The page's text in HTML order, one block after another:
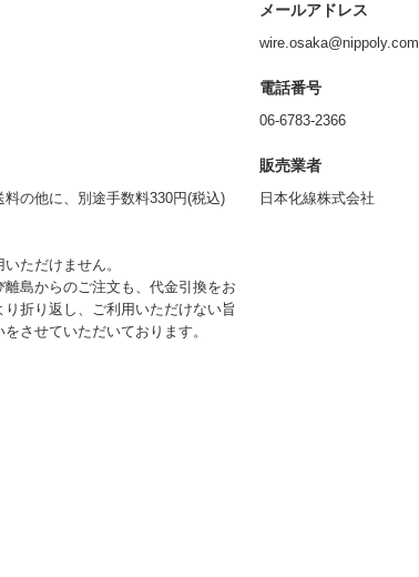
の他に、別途手数料330円(税込)
ただけません。
島からのご注文も、代金引換をお
折り返し、ご利用いただけない旨
させていただいております。
メールアドレス
wire.osaka@nippoly.com
電話番号
06-6783-2366
販売業者
日本化線株式会社